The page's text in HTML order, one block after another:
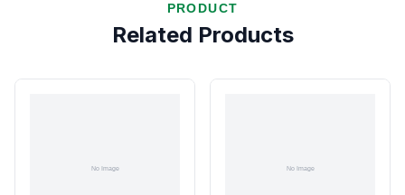
PRODUCT
Related Products